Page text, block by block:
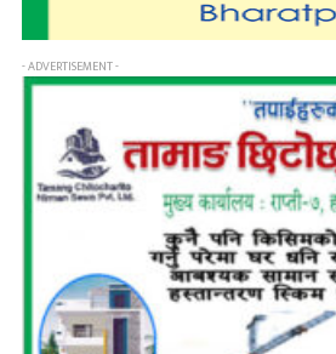
- ADVERTISEMENT -